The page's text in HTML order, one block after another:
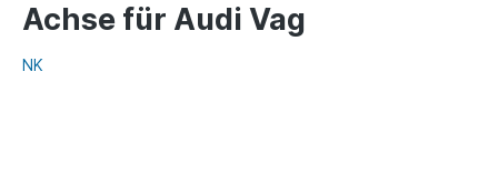
Achse für Audi Vag
NK